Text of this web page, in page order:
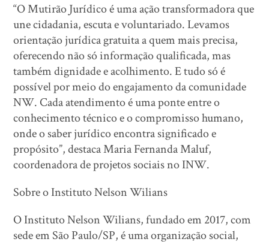
“O Mutirão Jurídico é uma ação transformadora que
une cidadania, escuta e voluntariado. Levamos
orientação jurídica gratuita a quem mais precisa,
oferecendo não só informação qualificada, mas
também dignidade e acolhimento. E tudo só é
possível por meio do engajamento da comunidade
NW. Cada atendimento é uma ponte entre o
conhecimento técnico e o compromisso humano,
onde o saber jurídico encontra significado e
propósito”, destaca Maria Fernanda Maluf,
coordenadora de projetos sociais no INW.
Sobre o Instituto Nelson Wilians
O Instituto Nelson Wilians, fundado em 2017, com
sede em São Paulo/SP, é uma organização social,